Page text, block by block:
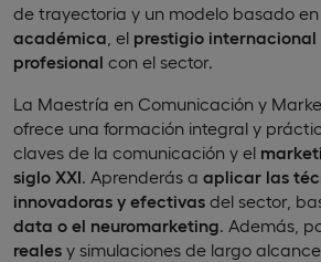
de trayectoria y un modelo basado en
académica , el prestigio internacional
profesional con el sector.
La Maestría en Comunicación y
ofrece una formación integral y
claves de la comunicación y el
siglo XXI. Aprenderás a aplicar las
innovadoras y efectivas del sector,
data o el neuromarketing. Además,
reales y simulaciones de largo